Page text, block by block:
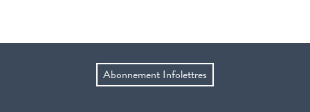
Abonnement Infolettres